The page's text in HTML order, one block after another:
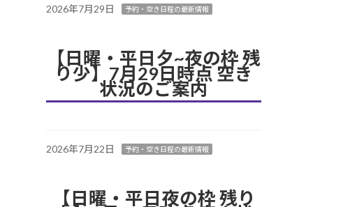
2026年7月29日 予約・空き日程の最新情報
【日曜・平日夕~夜の枠 残
り少】7月29日時点 空き
状況のご案内
2026年7月22日 予約・空き日程の最新情報
【日曜・平日夜の枠 残り